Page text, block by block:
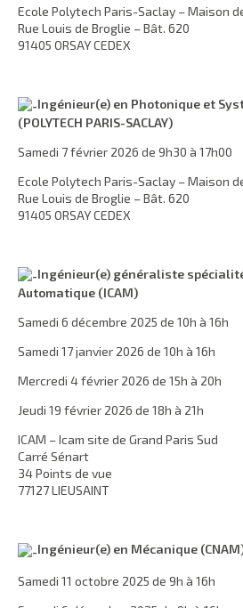
Ecole Polytech Paris-Saclay – Maison
Rue Louis de Broglie – Bât. 620
91405 ORSAY CEDEX
Ingénieur(e) en Photonique et
(POLYTECH PARIS-SACLAY)
Samedi 7 février 2026 de 9h30 à 17h00
Ecole Polytech Paris-Saclay – Maison
Rue Louis de Broglie – Bât. 620
91405 ORSAY CEDEX
Ingénieur(e) généraliste
Automatique (ICAM)
Samedi 6 décembre 2025 de 10h à 16h
Samedi 17 janvier 2026 de 10h à 16h
Mercredi 4 février 2026 de 15h à 20h
Jeudi 19 février 2026 de 18h à 21h
ICAM – Icam site de Grand Paris Sud
Carré Sénart
34 Points de vue
77127 LIEUSAINT
Ingénieur(e) en Mécanique
Samedi 11 octobre 2025 de 9h à 16h